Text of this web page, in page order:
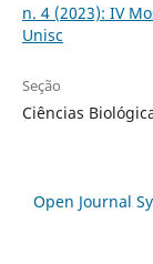
n. 4 (2023): IV
Unisc
Seção
Ciências
Open Journal